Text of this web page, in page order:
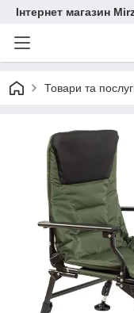
Інтернет магазин
Товари та